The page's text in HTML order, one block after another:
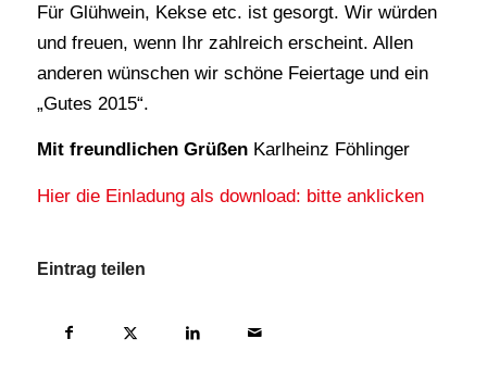
Für Glühwein, Kekse etc. ist gesorgt. Wir würden
und freuen, wenn Ihr zahlreich erscheint. Allen
anderen wünschen wir schöne Feiertage und ein
„Gutes 2015“.
Mit freundlichen GrüßenKarlheinz Föhlinger
Hier die Einladung als download: bitte anklicken
Eintrag teilen